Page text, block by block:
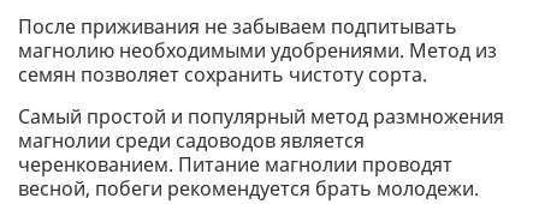
После приживания не забываем подпитывать
магнолию необходимыми удобрениями. Метод из
семян позволяет сохранить чистоту сорта.
Самый простой и популярный метод размножения
магнолии среди садоводов является
черенкованием. Питание магнолии проводят
весной, побеги рекомендуется брать молодежи.